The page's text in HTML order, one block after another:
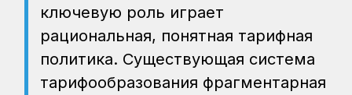
ключевую роль играет
рациональная, понятная тарифная
политика. Существующая система
тарифообразования фрагментарная